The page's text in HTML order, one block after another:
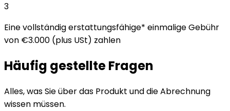
3
Eine vollständig erstattungsfähige* einmalige Gebühr
von €3.000 (plus USt) zahlen
Häufig gestellte Fragen
Alles, was Sie über das Produkt und die Abrechnung
wissen müssen.